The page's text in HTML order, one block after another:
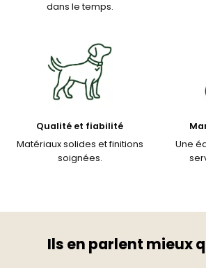
dans le temps.
Qualité et fiabilité
Matériaux solides et finitions
soignées.
Une
Ils en parlent mieux